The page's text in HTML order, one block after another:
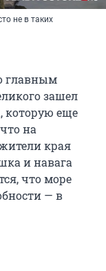
не в таких
главным
зашел
которую еще
на
края
и навага
что море
— в